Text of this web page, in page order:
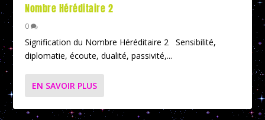
Nombre Héréditaire 2
0
Signification du Nombre Héréditaire 2 Sensibilité,
diplomatie, écoute, dualité, passivité,...
EN SAVOIR PLUS